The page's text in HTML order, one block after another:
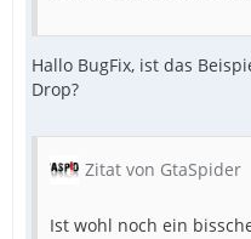
Hallo BugFix, ist das
Drop?
Zitat von GtaSpider
Ist wohl noch ein